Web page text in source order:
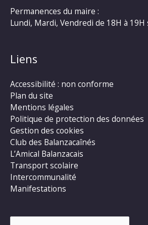
Permanences du maire :
Lundi, Mardi, Vendredi de 18H à
Liens
Accessibilité : non conforme
Plan du site
Mentions légales
Politique de protection des données
Gestion des cookies
Club des Balanzacaînés
L’Amical Balanzacais
Transport scolaire
Intercommunalité
Manifestations